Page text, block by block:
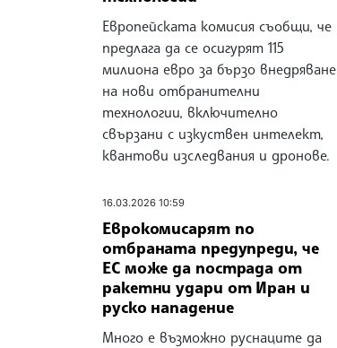
Европейската комисия съобщи, че
предлага да се осигурят 115
милиона евро за бързо внедряване
на нови отбранителни
технологии, включително
свързани с изкуствен интелект,
квантови изследвания и дронове.
16.03.2026 10:59
Еврокомисарят по
отбраната предупреди, че
ЕС може да пострада от
ракетни удари от Иран и
руско нападение
Много е възможно руснаците да